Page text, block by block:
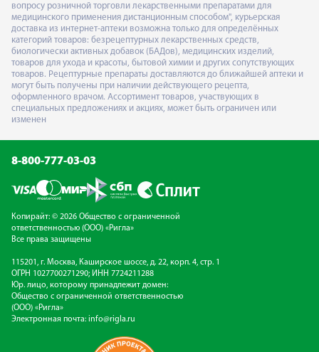
вопросу розничной торговли лекарственными препаратами для
медицинского применения дистанционным способом", курьерская
доставка из интернет-аптеки возможна только для определённых
категорий товаров: безрецептурных лекарственных средств,
биологически активных добавок (БАДов), медицинских изделий,
товаров для ухода и красоты, бытовой химии и других сопутствующих
товаров. Рецептурные препараты доставляются до ближайшей аптеки и
могут быть получены при наличии действующего рецепта,
оформленного врачом. Ассортимент товаров, участвующих в
специальных предложениях и акциях, может быть ограничен или
изменен
8-800-777-03-03
Копирайт: © 2026 Общество с ограниченной
ответственностью (ООО) «Ригла»
Все права защищены
115201, г. Москва, Каширское шоссе, д. 22, корп. 4, стр. 1
ОГРН 1027700271290; ИНН 7724211288
Юр. лицо, которому принадлежит домен:
Общество с ограниченной ответственностью
(ООО) «Ригла»
Электронная почта: info@rigla.ru